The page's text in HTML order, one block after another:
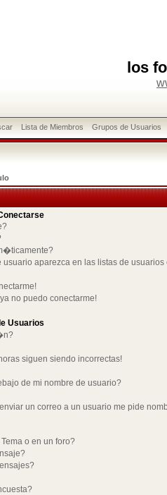
los
Lista de Miembros Grupos de Usuarios
aparezca en las listas de usuarios
no puedo conectarme!
Usuarios
siguen siendo incorrectas!
de mi nombre de usuario?
un correo a un usuario me pide
o en un foro?